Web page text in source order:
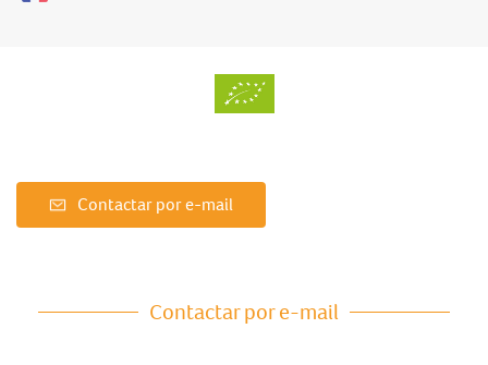
Contactar por e-mail
Contactar por e-mail